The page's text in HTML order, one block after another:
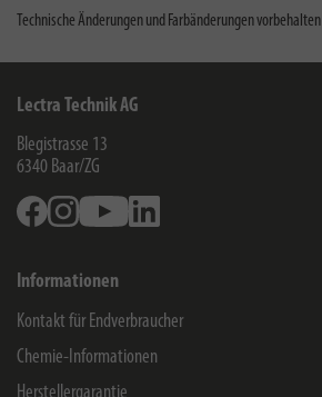
Technische Änderungen und Farbänderungen vorbehalten
Lectra Technik AG
Blegistrasse 13
6340 Baar/ZG
FacebookInstagramYoutube
Informationen
Kontakt für Endverbraucher
Chemie-Informationen